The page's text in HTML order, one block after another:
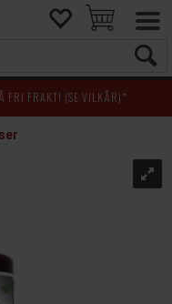
FRI FRAKT! (SE VILKÅR)*